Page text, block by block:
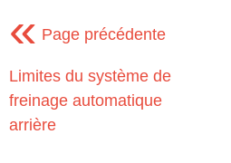
« Page précédente
Limites du système de
freinage automatique
arrière